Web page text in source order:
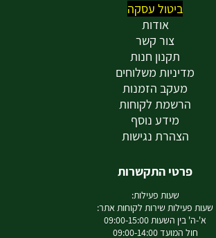
ביטול עסקה
אודות
צור קשר
תקנון חנות
מדיניות משלוחים
מעקב הזמנות
הרשמת לקוחות
מידע נוסף
הצהרת נגישות
פרטי התקשרות
שעות פעילות:
שעות פעילות שירות לקוחות אתר:
א'-ה' בין השעות 09:00-15:00
חול המועד 09:00-14:00